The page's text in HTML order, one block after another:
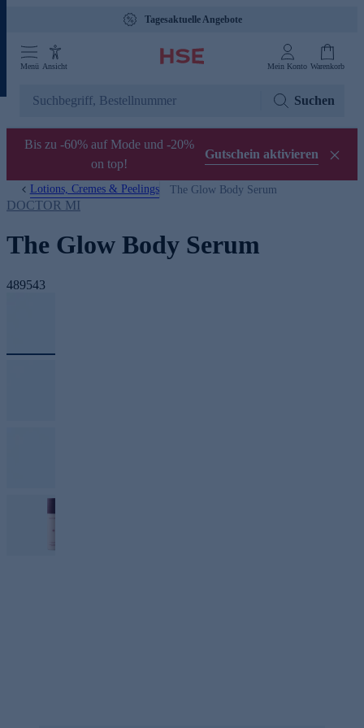
Tagesaktuelle Angebote
Menü Ansicht Mein Konto Warenkorb
Suchen
Bis zu -60% auf Mode und -20%
on top!
Gutschein aktivieren
Lotions, Cremes & Peelings The Glow Body Serum
DOCTOR MI
The Glow Body Serum
489543